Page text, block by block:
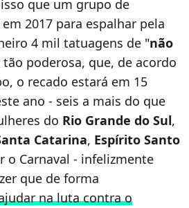
que um grupo de
2017 para espalhar pela
4 mil tatuagens de "não
tão poderosa, que, de acordo
o recado estará em 15
ano - seis a mais do que
do Rio Grande do Sul,
Catarina, Espírito Santo
o Carnaval - infelizmente
que de forma
na luta contra o